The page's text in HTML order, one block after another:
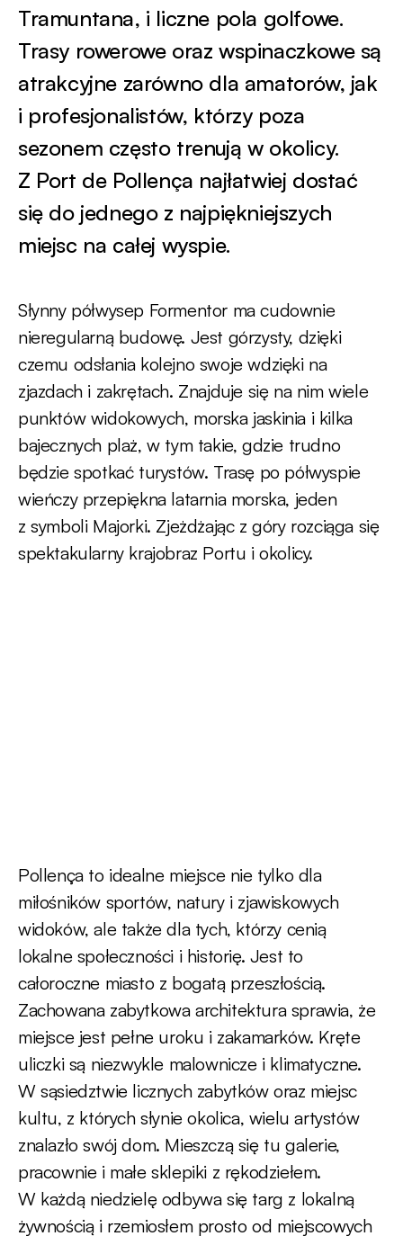
Tramuntana, i liczne pola golfowe.
Trasy rowerowe oraz wspinaczkowe są
atrakcyjne zarówno dla amatorów, jak
i profesjonalistów, którzy poza
sezonem często trenują w okolicy.
Z Port de Pollença najłatwiej dostać
się do jednego z najpiękniejszych
miejsc na całej wyspie.
Słynny półwysep Formentor ma cudownie
nieregularną budowę. Jest górzysty, dzięki
czemu odsłania kolejno swoje wdzięki na
zjazdach i zakrętach. Znajduje się na nim wiele
punktów widokowych, morska jaskinia i kilka
bajecznych plaż, w tym takie, gdzie trudno
będzie spotkać turystów. Trasę po półwyspie
wieńczy przepiękna latarnia morska, jeden
z symboli Majorki. Zjeżdżając z góry rozciąga się
spektakularny krajobraz Portu i okolicy.
Pollença to idealne miejsce nie tylko dla
miłośników sportów, natury i zjawiskowych
widoków, ale także dla tych, którzy cenią
lokalne społeczności i historię. Jest to
całoroczne miasto z bogatą przeszłością.
Zachowana zabytkowa architektura sprawia, że
miejsce jest pełne uroku i zakamarków. Kręte
uliczki są niezwykle malownicze i klimatyczne.
W sąsiedztwie licznych zabytków oraz miejsc
kultu, z których słynie okolica, wielu artystów
znalazło swój dom. Mieszczą się tu galerie,
pracownie i małe sklepiki z rękodziełem.
W każdą niedzielę odbywa się targ z lokalną
żywnością i rzemiosłem prosto od miejscowych